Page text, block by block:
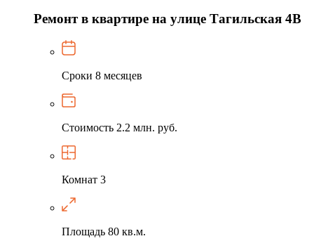
Ремонт в квартире на улице Тагильская 4В
Сроки 8 месяцев
Стоимость 2.2 млн. руб.
Комнат 3
Площадь 80 кв.м.